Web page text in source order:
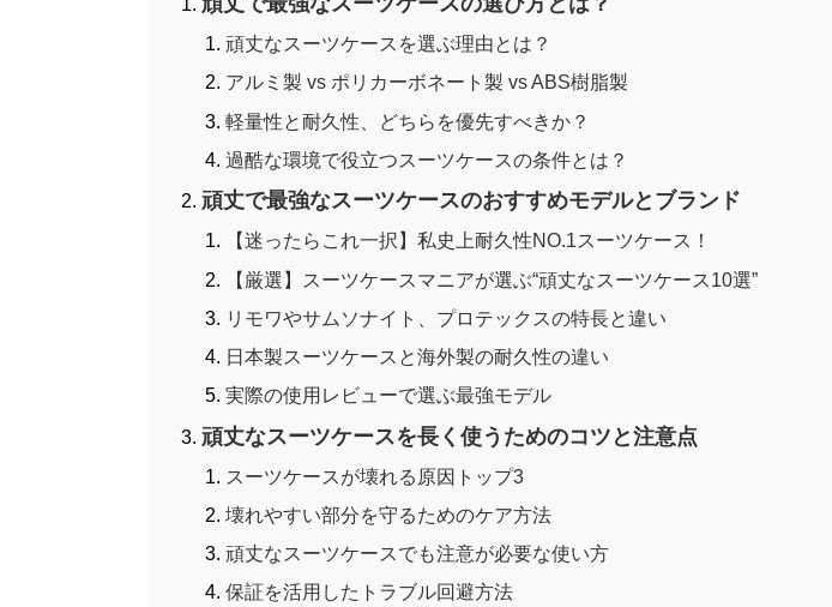
頑丈なスーツケースを選ぶ理由とは？
アルミ製 vs ポリカーボネート製 vs ABS樹脂製
軽量性と耐久性、どちらを優先すべきか？
過酷な環境で役立つスーツケースの条件とは？
頑丈で最強なスーツケースのおすすめモデルとブランド
【迷ったらこれ一択】私史上耐久性NO.1スーツケース！
【厳選】スーツケースマニアが選ぶ“頑丈なスーツケース10選”
リモワやサムソナイト、プロテックスの特長と違い
日本製スーツケースと海外製の耐久性の違い
実際の使用レビューで選ぶ最強モデル
頑丈なスーツケースを長く使うためのコツと注意点
スーツケースが壊れる原因トップ3
壊れやすい部分を守るためのケア方法
頑丈なスーツケースでも注意が必要な使い方
保証を活用したトラブル回避方法